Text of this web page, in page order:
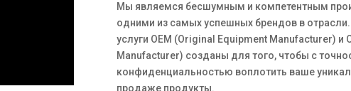
Мы являемся бесшумным и компетентным
одними из самых успешных брендов в
услуги OEM (Original Equipment Manufacturer) и
Manufacturer) созданы для того, чтобы с
конфиденциальностью воплотить ваше
продаже продукты.